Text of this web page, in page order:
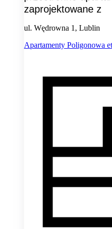
zaprojektowane z
ul. Wędrowna 1, Lublin
Apartamenty Poligonowa